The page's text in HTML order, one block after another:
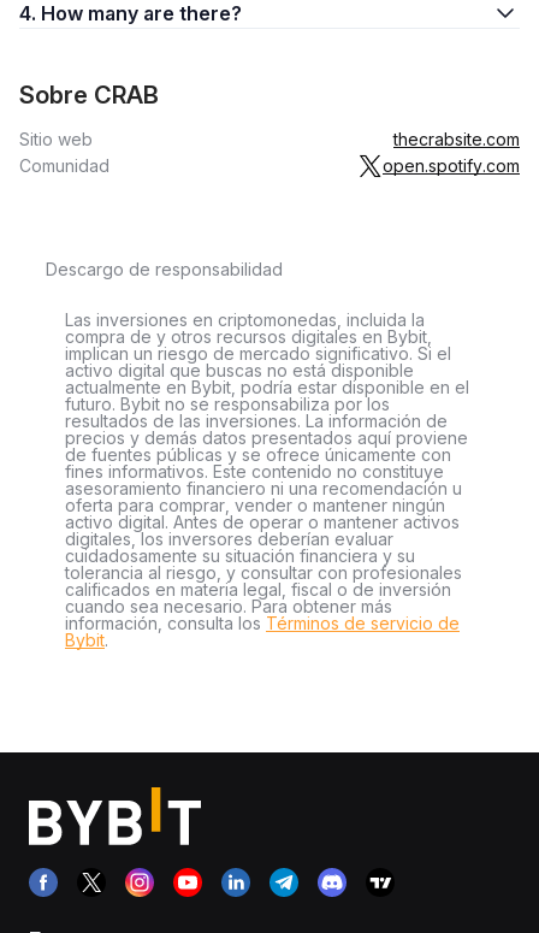
4. How many are there?
Sobre CRAB
Sitio web
thecrabsite.com
Comunidad
open.spotify.com
Descargo de responsabilidad
Las inversiones en criptomonedas, incluida la
compra de y otros recursos digitales en Bybit,
implican un riesgo de mercado significativo. Si el
activo digital que buscas no está disponible
actualmente en Bybit, podría estar disponible en el
futuro. Bybit no se responsabiliza por los
resultados de las inversiones. La información de
precios y demás datos presentados aquí proviene
de fuentes públicas y se ofrece únicamente con
fines informativos. Este contenido no constituye
asesoramiento financiero ni una recomendación u
oferta para comprar, vender o mantener ningún
activo digital. Antes de operar o mantener activos
digitales, los inversores deberían evaluar
cuidadosamente su situación financiera y su
tolerancia al riesgo, y consultar con profesionales
calificados en materia legal, fiscal o de inversión
cuando sea necesario. Para obtener más
información, consulta los Términos de servicio de
Bybit.